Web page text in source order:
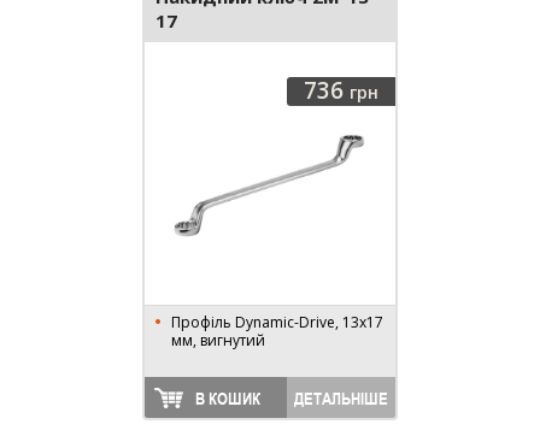
17
736 грн
Профіль Dynamic-Drive, 13x17
мм, вигнутий
В КОШИК ДЕТАЛЬНІШЕ